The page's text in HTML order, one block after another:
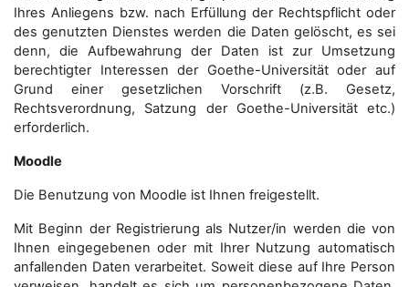
Ihres Anliegens bzw. nach Erfüllung der Rechtspflicht oder
des genutzten Dienstes werden die Daten gelöscht, es sei
denn, die Aufbewahrung der Daten ist zur Umsetzung
berechtigter Interessen der Goethe-Universität oder auf
Grund einer gesetzlichen Vorschrift (z.B. Gesetz,
Rechtsverordnung, Satzung der Goethe-Universität etc.)
erforderlich.
Moodle
Die Benutzung von Moodle ist Ihnen freigestellt.
Mit Beginn der Registrierung als Nutzer/in werden die von
Ihnen eingegebenen oder mit Ihrer Nutzung automatisch
anfallenden Daten verarbeitet. Soweit diese auf Ihre Person